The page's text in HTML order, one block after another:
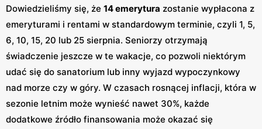
Dowiedzieliśmy się, że 14 emerytura zostanie wypłacona z
emeryturami i rentami w standardowym terminie, czyli 1, 5,
6, 10, 15, 20 lub 25 sierpnia. Seniorzy otrzymają
świadczenie jeszcze w te wakacje, co pozwoli niektórym
udać się do sanatorium lub inny wyjazd wypoczynkowy
nad morze czy w góry. W czasach rosnącej inflacji, która w
sezonie letnim może wynieść nawet 30%, każde
dodatkowe źródło finansowania może okazać się